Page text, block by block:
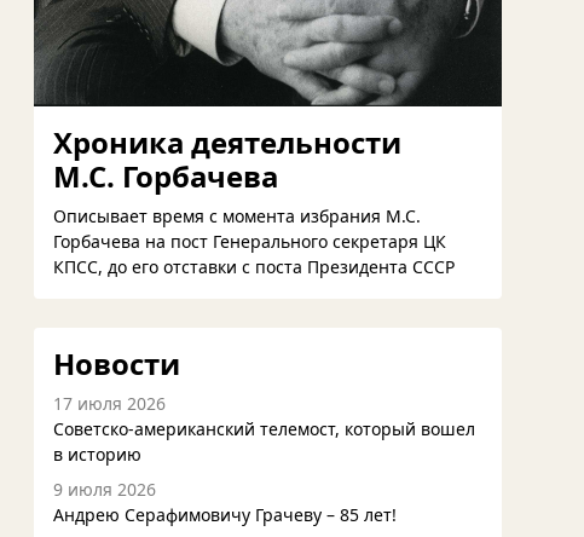
Хроника деятельности
М.С. Горбачева
Описывает время с момента избрания М.С.
Горбачева на пост Генерального секретаря ЦК
КПСС, до его отставки с поста Президента СССР
Новости
17 июля 2026
Советско-американский телемост, который вошел
в историю
9 июля 2026
Андрею Серафимовичу Грачеву – 85 лет!